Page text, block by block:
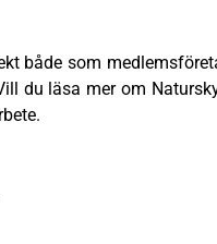
både som
du läsa mer om